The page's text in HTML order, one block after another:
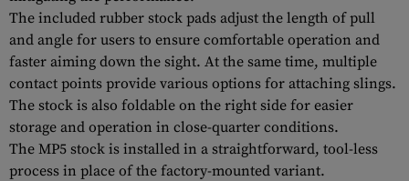
The included rubber stock pads adjust the length of pull
and angle for users to ensure comfortable operation and
faster aiming down the sight. At the same time, multiple
contact points provide various options for attaching slings.
The stock is also foldable on the right side for easier
storage and operation in close-quarter conditions.
The MP5 stock is installed in a straightforward, tool-less
process in place of the factory-mounted variant.